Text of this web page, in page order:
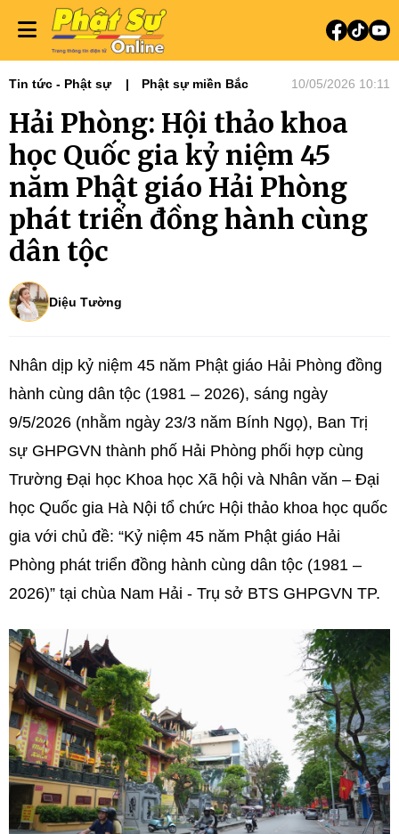
Tin tức - Phật sự Phật sự miền Bắc 10/05/2026 10:11
Hải Phòng: Hội thảo khoa
học Quốc gia kỷ niệm 45
năm Phật giáo Hải Phòng
phát triển đồng hành cùng
dân tộc
Diệu Tường
Nhân dịp kỷ niệm 45 năm Phật giáo Hải Phòng đồng
hành cùng dân tộc (1981 – 2026), sáng ngày
9/5/2026 (nhằm ngày 23/3 năm Bính Ngọ), Ban Trị
sự GHPGVN thành phố Hải Phòng phối hợp cùng
Trường Đại học Khoa học Xã hội và Nhân văn – Đại
học Quốc gia Hà Nội tổ chức Hội thảo khoa học quốc
gia với chủ đề: “Kỷ niệm 45 năm Phật giáo Hải
Phòng phát triển đồng hành cùng dân tộc (1981 –
2026)” tại chùa Nam Hải - Trụ sở BTS GHPGVN TP.